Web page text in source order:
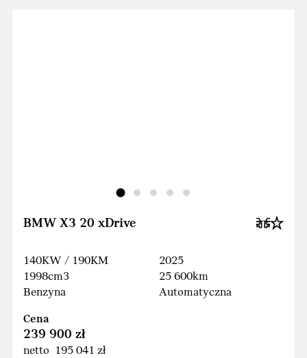
BMW X3 20 xDrive
140KW / 190KM
1998cm3
Benzyna
2025
25 600km
Automatyczna
Cena
239 900 zł
netto 195 041 zł